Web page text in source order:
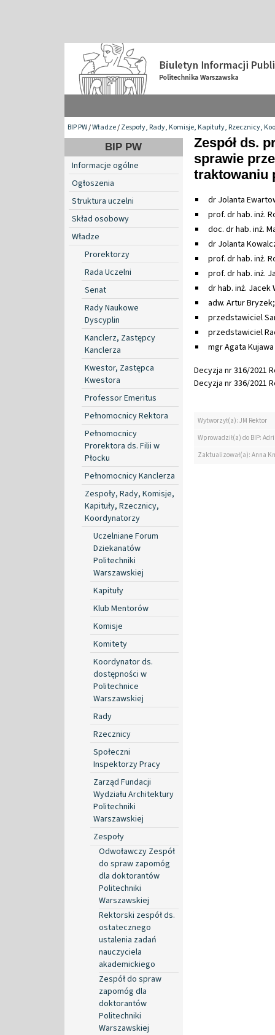
BIP PW/Władze/Zespoły, Rady, Komisje, Kapituły, Rzecznicy,
BIP PW
Informacje ogólne
Ogłoszenia
Struktura uczelni
Skład osobowy
Władze
Prorektorzy
Rada Uczelni
Senat
Rady Naukowe
Dyscyplin
Kanclerz, Zastępcy
Kanclerza
Kwestor, Zastępca
Kwestora
Professor Emeritus
Pełnomocnicy Rektora
Pełnomocnicy
Prorektora ds. Filii w
Płocku
Pełnomocnicy Kanclerza
Zespoły, Rady, Komisje,
Kapituły, Rzecznicy,
Koordynatorzy
Uczelniane Forum
Dziekanatów
Politechniki
Warszawskiej
Kapituły
Klub Mentorów
Komisje
Komitety
Koordynator ds.
dostępności w
Politechnice
Warszawskiej
Rady
Rzecznicy
Społeczni
Inspektorzy Pracy
Zarząd Fundacji
Wydziału Architektury
Politechniki
Warszawskiej
Zespoły
Odwoławczy Zespół
do spraw zapomóg
dla doktorantów
Politechniki
Warszawskiej
Rektorski zespół ds.
ostatecznego
ustalenia zadań
nauczyciela
akademickiego
Zespół do spraw
zapomóg dla
doktorantów
Politechniki
Warszawskiej
Zespół ds.
sprawie
traktowaniu
dr Jolanta
prof. dr hab. inż.
doc. dr hab. inż.
dr Jolanta
prof. dr hab. inż.
prof. dr hab. inż.
dr hab. inż. Jacek
adw. Artur Bryzek;
przedstawiciel
przedstawiciel
mgr Agata
Decyzja nr 316/2021
Decyzja nr 336/2021
Wytworzył(a): JM Rektor
Wprowadził(a) do BIP:
Zaktualizował(a): Anna